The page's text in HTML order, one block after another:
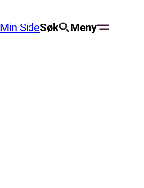
Min SideSøk Meny